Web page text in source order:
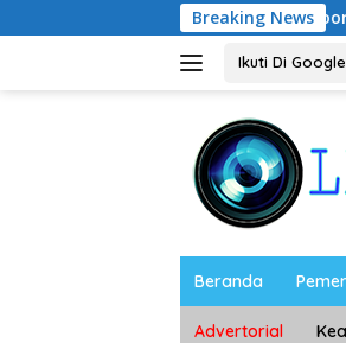
ke
Breaking News
Noorbiyanto, S.H
Ikuti Di
Beranda
Advertorial